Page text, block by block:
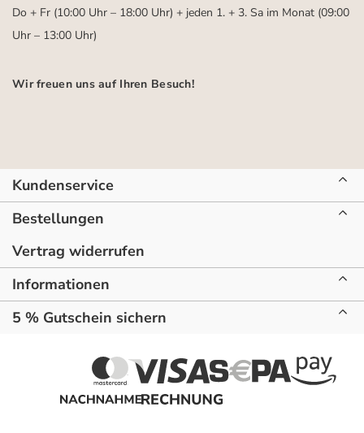
Do + Fr (10:00 Uhr – 18:00 Uhr) + jeden 1. + 3. Sa im Monat (09:00
Uhr – 13:00 Uhr)
Wir freuen uns auf Ihren Besuch!
Kundenservice
Bestellungen
Vertrag widerrufen
Informationen
5 % Gutschein sichern